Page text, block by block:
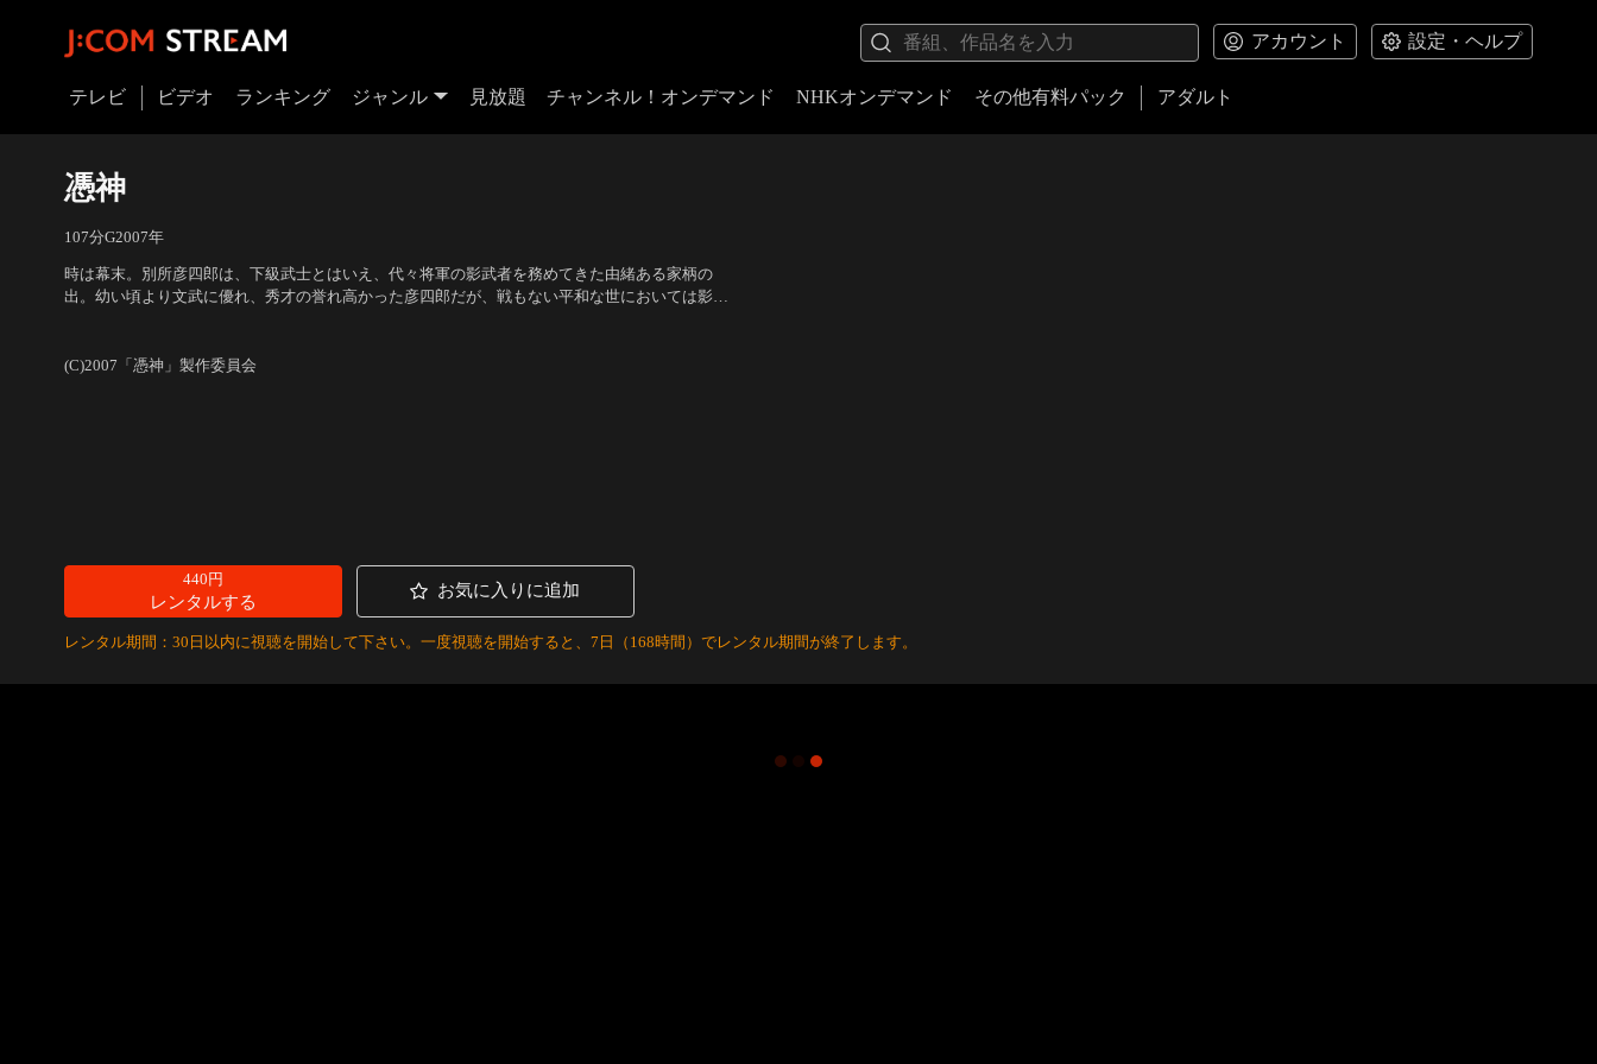
アカウント 設定・ヘルプ
テレビ ビデオ ランキング ジャンル 見放題 チャンネル！オンデマンド NHKオンデマンド その他有料パック アダルト
憑神
107分G2007年
時は幕末。別所彦四郎は、下級武士とはいえ、代々将軍の影武者を務めてきた由緒ある家柄の
出。幼い頃より文武に優れ、秀才の誉れ高かった彦四郎だが、戦もない平和な世においては影武
(C)2007「憑神」製作委員会
440円
レンタルする
お気に入りに追加
レンタル期間：30日以内に視聴を開始して下さい。一度視聴を開始すると、7日（168時間）でレンタル期間が終了します。